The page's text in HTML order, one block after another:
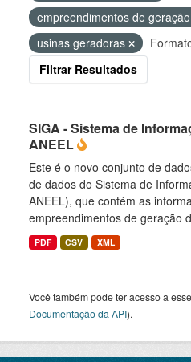
empreendimentos de geração
usinas geradoras
Filtrar Resultados
SIGA - Sistema de
ANEEL
Este é o novo conjunto de
de dados do Sistema de
ANEEL), que contém as
empreendimentos de geração
PDF CSV XML
Você também pode ter acesso a
Documentação da API).